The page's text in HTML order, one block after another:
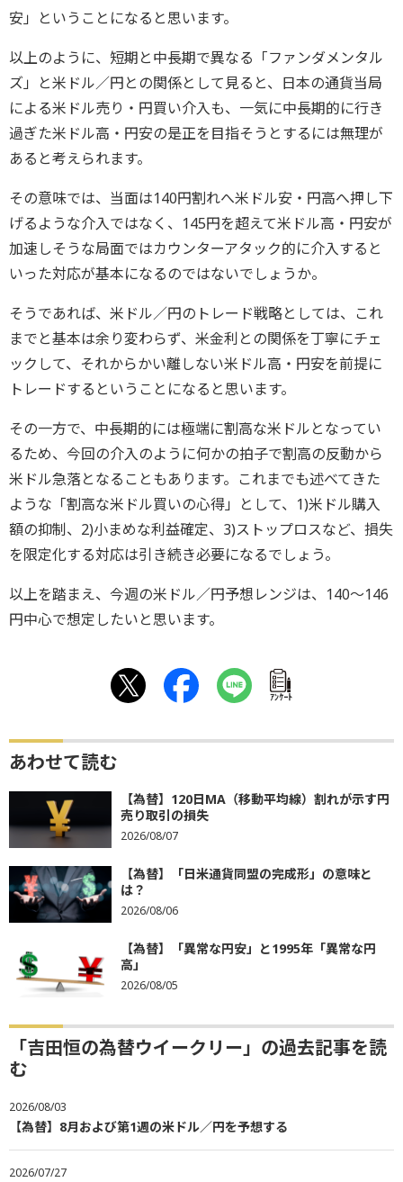
安」ということになると思います。
以上のように、短期と中長期で異なる「ファンダメンタル
ズ」と米ドル／円との関係として見ると、日本の通貨当局
による米ドル売り・円買い介入も、一気に中長期的に行き
過ぎた米ドル高・円安の是正を目指そうとするには無理が
あると考えられます。
その意味では、当面は140円割れへ米ドル安・円高へ押し下
げるような介入ではなく、145円を超えて米ドル高・円安が
加速しそうな局面ではカウンターアタック的に介入すると
いった対応が基本になるのではないでしょうか。
そうであれば、米ドル／円のトレード戦略としては、これ
までと基本は余り変わらず、米金利との関係を丁寧にチェ
ックして、それからかい離しない米ドル高・円安を前提に
トレードするということになると思います。
その一方で、中長期的には極端に割高な米ドルとなってい
るため、今回の介入のように何かの拍子で割高の反動から
米ドル急落となることもあります。これまでも述べてきた
ような「割高な米ドル買いの心得」として、1)米ドル購入
額の抑制、2)小まめな利益確定、3)ストップロスなど、損失
を限定化する対応は引き続き必要になるでしょう。
以上を踏まえ、今週の米ドル／円予想レンジは、140～146
円中心で想定したいと思います。
ｱﾝｹｰﾄ
あわせて読む
【為替】120日MA（移動平均線）割れが示す円
売り取引の損失
2026/08/07
【為替】「日米通貨同盟の完成形」の意味と
は？
2026/08/06
【為替】「異常な円安」と1995年「異常な円
高」
2026/08/05
「吉田恒の為替ウイークリー」の過去記事を読
む
2026/08/03
【為替】8月および第1週の米ドル／円を予想する
2026/07/27